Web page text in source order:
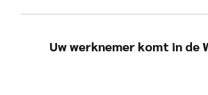
Uw werknemer komt in de